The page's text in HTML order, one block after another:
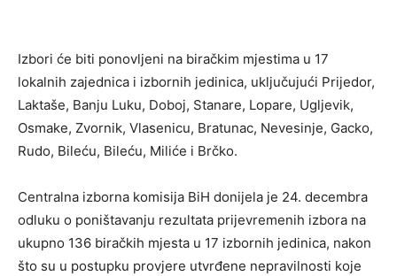
Izbori će biti ponovljeni na biračkim mjestima u 17
lokalnih zajednica i izbornih jedinica, uključujući Prijedor,
Laktaše, Banju Luku, Doboj, Stanare, Lopare, Ugljevik,
Osmake, Zvornik, Vlasenicu, Bratunac, Nevesinje, Gacko,
Rudo, Bileću, Bileću, Miliće i Brčko.
Centralna izborna komisija BiH donijela je 24. decembra
odluku o poništavanju rezultata prijevremenih izbora na
ukupno 136 biračkih mjesta u 17 izbornih jedinica, nakon
što su u postupku provjere utvrđene nepravilnosti koje